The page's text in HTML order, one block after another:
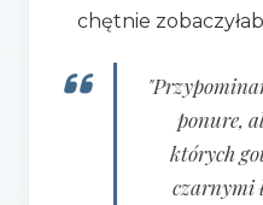
chętnie
ponure,
których
czarnymi